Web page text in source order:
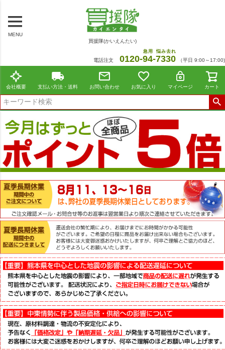
MENU
買援隊(かいえんたい)
電話注文 0120-94
急用
-7330
悩み去れ
（平日 9:00～17:00)
会社概要 支払い方法・送料 お問い合わせ お気に入り マイページ カート